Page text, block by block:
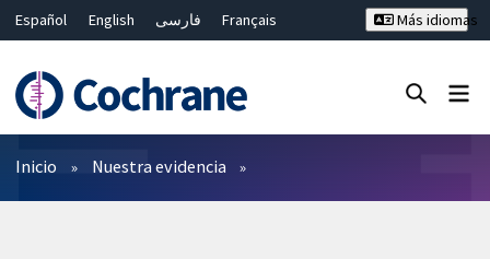
Español English فارسی
Français
Bahasa Malaysia
ไทย 繁體中文
Más idiomas
Filtros
Inicio Nuestra evidencia